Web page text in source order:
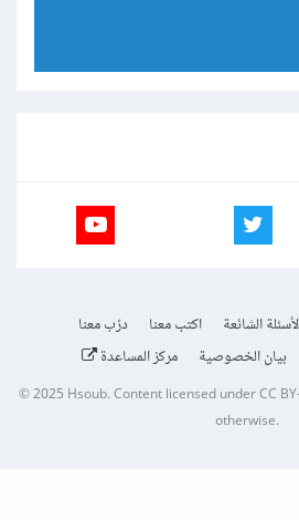
الشائعة اكتب معنا
درّب معنا
بيان الخصوصية مركز المساعدة
© 2025 Hsoub.Content licensed underCC
otherwise.